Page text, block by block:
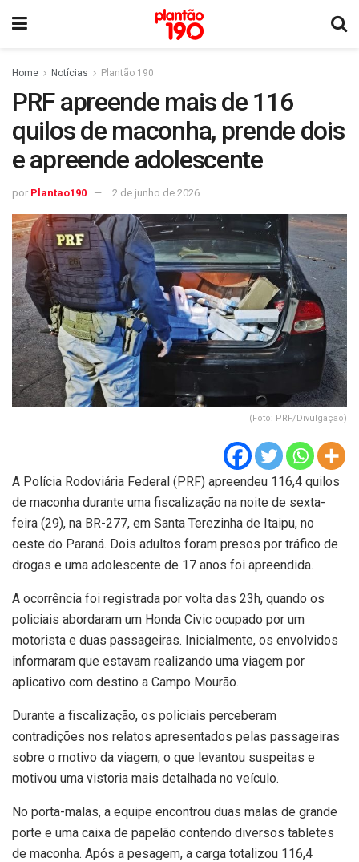
Home Notícias Plantão 190
PRF apreende mais de 116
quilos de maconha, prende dois
e apreende adolescente
por Plantao190 2 de junho de 2026
(Foto: PRF/Divulgação)
A Polícia Rodoviária Federal (PRF) apreendeu 116,4 quilos
de maconha durante uma fiscalização na noite de sexta-
feira (29), na BR-277, em Santa Terezinha de Itaipu, no
oeste do Paraná. Dois adultos foram presos por tráfico de
drogas e uma adolescente de 17 anos foi apreendida.
A ocorrência foi registrada por volta das 23h, quando os
policiais abordaram um Honda Civic ocupado por um
motorista e duas passageiras. Inicialmente, os envolvidos
informaram que estavam realizando uma viagem por
aplicativo com destino a Campo Mourão.
Durante a fiscalização, os policiais perceberam
contradições nos relatos apresentados pelas passageiras
sobre o motivo da viagem, o que levantou suspeitas e
motivou uma vistoria mais detalhada no veículo.
No porta-malas, a equipe encontrou duas malas de grande
porte e uma caixa de papelão contendo diversos tabletes
de maconha. Após a pesagem, a carga totalizou 116,4